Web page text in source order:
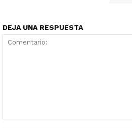
DEJA UNA RESPUESTA